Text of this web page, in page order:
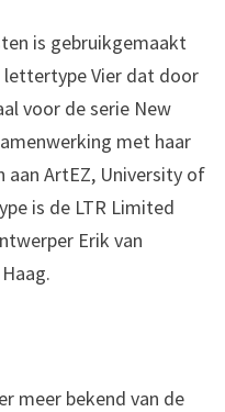
is gebruikgemaakt
Vier dat door
voor de serie New
met haar
aan ArtEZ, University of
is de LTR Limited
Erik van
meer bekend van de